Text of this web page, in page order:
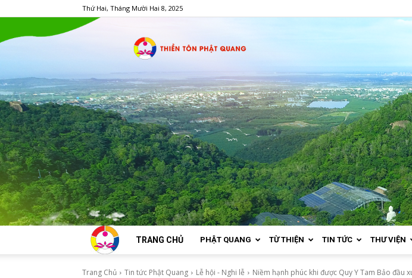
Thứ Hai, Tháng Mười Hai 8, 2025
TRANG CHỦ PHẬT QUANG TỪ THIỆN TIN TỨC THƯ VIỆN
Trang Chủ Tin tức Phật Quang Lễ hội - Nghi lễ Niềm hạnh phúc khi được Quy Y Tam Bảo đầu